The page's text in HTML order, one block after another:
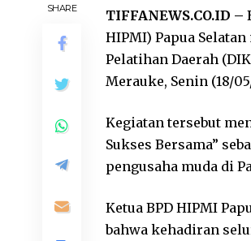
SHARE TIFFANEWS.CO.ID –
HIPMI) Papua
Pelatihan Daerah
Merauke, Senin (18/
Kegiatan tersebut
Sukses Bersama”
pengusaha muda di
Ketua BPD HIPMI
bahwa kehadiran